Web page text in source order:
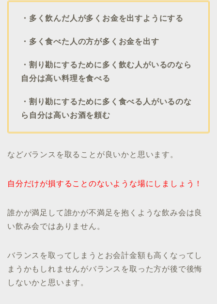
・多く飲んだ人が多くお金を出すようにする
・多く食べた人の方が多くお金を出す
・割り勘にするために多く飲む人がいるのなら
自分は高い料理を食べる
・割り勘にするために多く食べる人がいるのな
ら自分は高いお酒を頼む
などバランスを取ることが良いかと思います。
自分だけが損することのないような場にしましょう！
誰かが満足して誰かが不満足を抱くような飲み会は良
い飲み会ではありません。
バランスを取ってしまうとお会計金額も高くなってし
まうかもしれませんがバランスを取った方が後で後悔
しないかと思います。